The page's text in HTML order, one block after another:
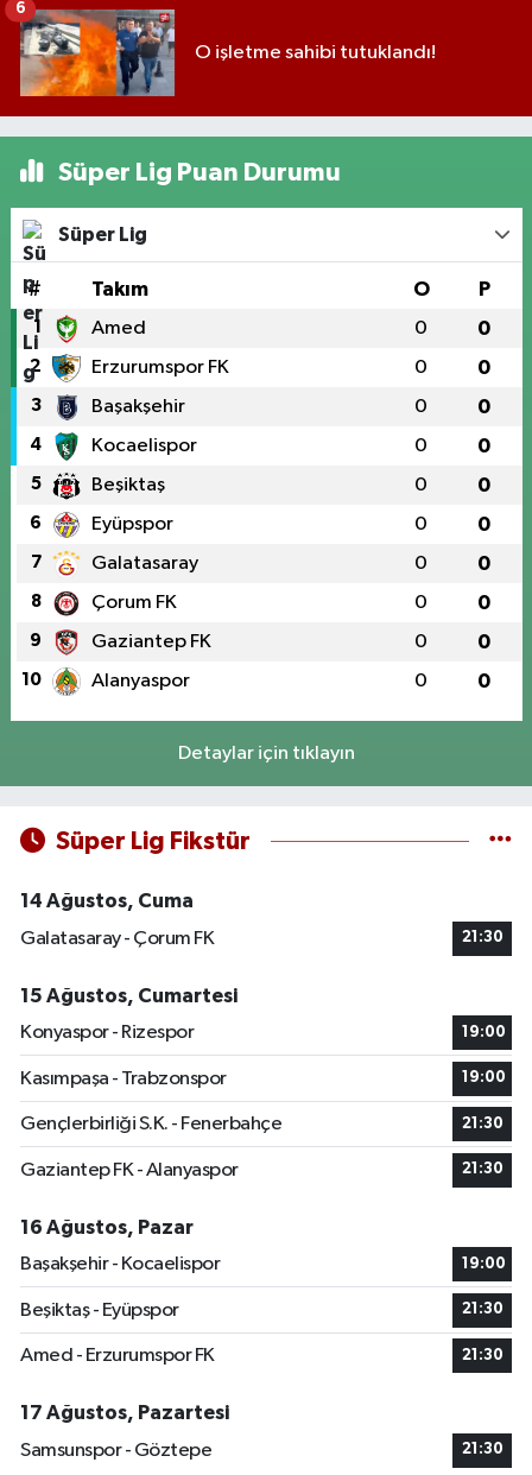
O işletme sahibi tutuklandı!
6
Süper Lig Puan Durumu
Süper Lig
# Takım O P
1 Amed 0 0
2 Erzurumspor FK 0 0
3 Başakşehir 0 0
4 Kocaelispor 0 0
5 Beşiktaş 0 0
6 Eyüpspor 0 0
7 Galatasaray 0 0
8 Çorum FK 0 0
9 Gaziantep FK 0 0
10 Alanyaspor 0 0
Detaylar için tıklayın
Süper Lig Fikstür
14 Ağustos, Cuma
Galatasaray - Çorum FK
21:30
15 Ağustos, Cumartesi
Konyaspor - Rizespor
19:00
Kasımpaşa - Trabzonspor 19:00
Gençlerbirliği S.K. - Fenerbahçe 21:30
Gaziantep FK - Alanyaspor 21:30
16 Ağustos, Pazar
Başakşehir - Kocaelispor
19:00
Beşiktaş - Eyüpspor 21:30
Amed - Erzurumspor FK 21:30
17 Ağustos, Pazartesi
Samsunspor - Göztepe
21:30